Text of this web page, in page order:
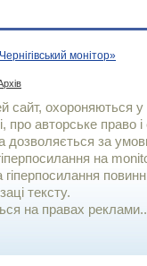
монітор»
сайт, охороняються у
авторське право і
дозволяється за
на
тексту.
на правах реклами..